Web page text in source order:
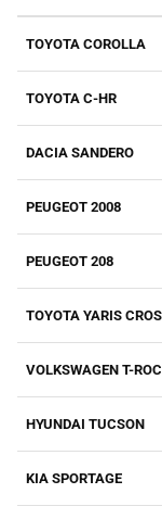
TOYOTA COROLLA
TOYOTA C-HR
DACIA SANDERO
PEUGEOT 2008
PEUGEOT 208
TOYOTA YARIS
VOLKSWAGEN T-ROC
HYUNDAI TUCSON
KIA SPORTAGE